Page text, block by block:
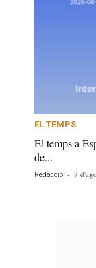
EL TEMPS
El temps a
de...
Redacció - 7